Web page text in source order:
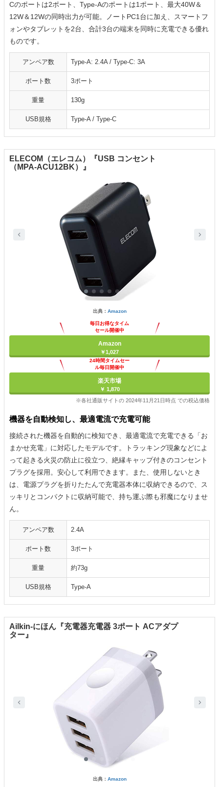
Cのポートは2ポート、Type-Aのポートは1ポート、最大40W＆
12W＆12Wの同時出力が可能。ノートPC1台に加え、スマートフ
ォンやタブレットを2台、合計3台の端末を同時に充電できる優れ
ものです。
アンペア数 Type-A: 2.4A / Type-C: 3A
ポート数 3ポート
重量 130g
USB規格 Type-A / Type-C
ELECOM（エレコム）『USB コンセント
（MPA-ACU12BK）』
出典： Amazon
毎日お得なタイム
セール開催中
Amazon
￥1,027
24時間タイムセー
ル毎日開催中
楽天市場
￥ 1,870
※各社通販サイトの 2024年11月21日時点 での税込価格
機器を自動検知し、最適電流で充電可能
接続された機器を自動的に検知でき、最適電流で充電できる「お
まかせ充電」に対応したモデルです。トラッキング現象などによ
って起きる火災の防止に役立つ、絶縁キャップ付きのコンセント
プラグを採用。安心して利用できます。また、使用しないとき
は、電源プラグを折りたたんで充電器本体に収納できるので、ス
ッキリとコンパクトに収納可能で、持ち運ぶ際も邪魔になりませ
ん。
アンペア数 2.4A
ポート数 3ポート
重量 約73g
USB規格 Type-A
Ailkin-にほん『充電器充電器 3ポート ACアダプ
ター』
出典： Amazon